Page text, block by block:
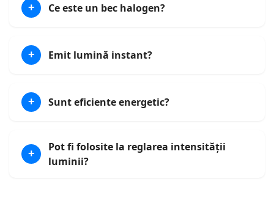
+ Ce este un bec halogen?
+ Emit lumină instant?
+ Sunt eficiente energetic?
+
Pot fi folosite la reglarea intensității
luminii?